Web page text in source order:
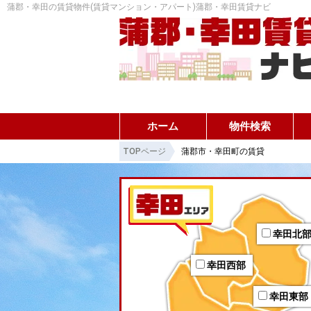
蒲郡・幸田の賃貸物件(賃貸マンション・アパート)蒲郡・幸田賃貸ナビ
ホーム 物件検索
TOPページ 蒲郡市・幸田町の賃貸
幸田北部
幸田西部
幸田東部